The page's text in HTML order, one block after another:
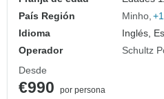
País Región
Minho
Idioma
Inglés,
Operador
Schultz
Desde
€990
por persona